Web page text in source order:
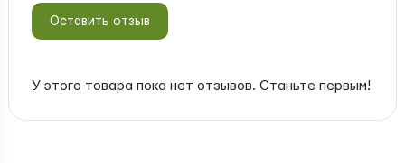
Оставить отзыв
У этого товара пока нет отзывов. Станьте первым!